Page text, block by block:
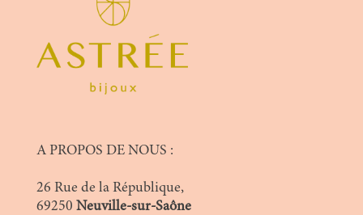
A PROPOS DE NOUS :
26 Rue de la République,
69250 Neuville-sur-Saône